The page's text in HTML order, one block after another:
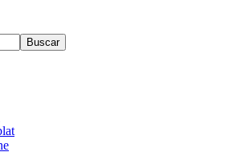
Buscar